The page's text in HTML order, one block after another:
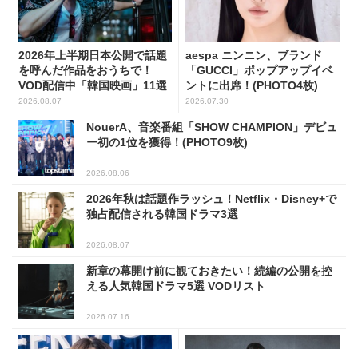
2026年上半期日本公開で話題
を呼んだ作品をおうちで！
VOD配信中「韓国映画」11選
2026.08.07
aespa ニンニン、ブランド
「GUCCI」ポップアップイベ
ントに出席！(PHOTO4枚)
2026.07.30
NouerA、音楽番組「SHOW CHAMPION」デビュ
ー初の1位を獲得！(PHOTO9枚)
2026.08.06
2026年秋は話題作ラッシュ！Netflix・Disney+で
独占配信される韓国ドラマ3選
2026.08.07
新章の幕開け前に観ておきたい！続編の公開を控
える人気韓国ドラマ5選 VODリスト
2026.07.16